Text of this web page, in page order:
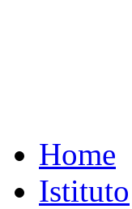
Home
Istituto